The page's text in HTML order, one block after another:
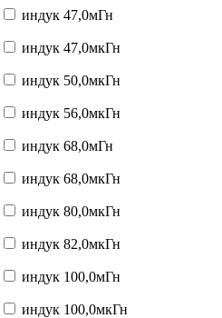
индук 47,0мГн
индук 47,0мкГн
индук 50,0мкГн
индук 56,0мкГн
индук 68,0мГн
индук 68,0мкГн
индук 80,0мкГн
индук 82,0мкГн
индук 100,0мГн
индук 100,0мкГн